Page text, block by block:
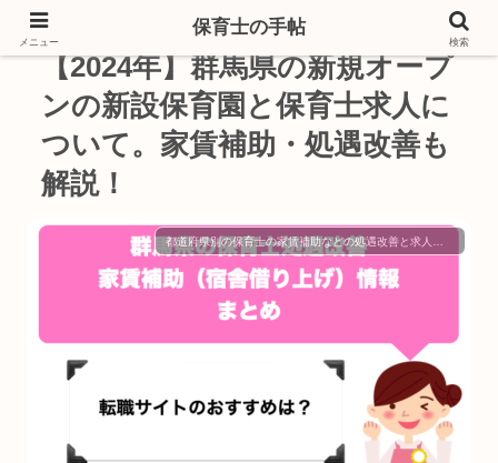
【2024年】群馬県の新規オープ
ンの新設保育園と保育士求人に
ついて。家賃補助・処遇改善も
解説！
メニュー
保育士の手帖
検索